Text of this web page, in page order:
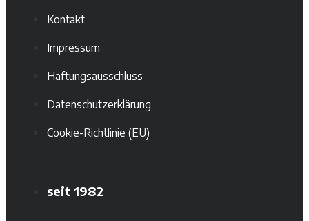
Kontakt
Impressum
Haftungsausschluss
Datenschutzerklärung
Cookie-Richtlinie (EU)
seit 1982